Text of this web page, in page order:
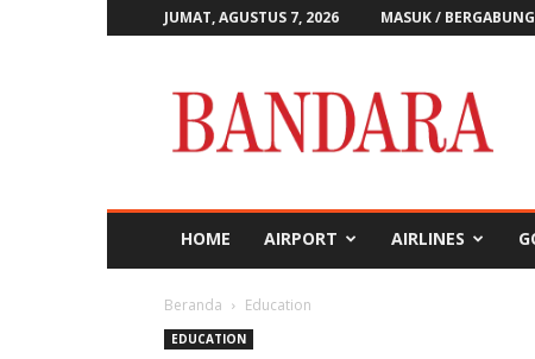
JUMAT, AGUSTUS 7, 2026 MASUK / BERGABUNG
Bandara
HOME AIRPORT AIRLINES
Beranda Education
EDUCATION